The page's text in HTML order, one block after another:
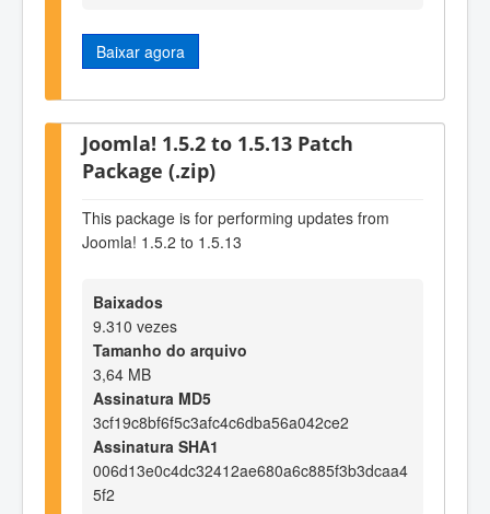
Baixar agora
Joomla! 1.5.2 to 1.5.13 Patch
Package (.zip)
This package is for performing updates from
Joomla! 1.5.2 to 1.5.13
Baixados
9.310 vezes
Tamanho do arquivo
3,64 MB
Assinatura MD5
3cf19c8bf6f5c3afc4c6dba56a042ce2
Assinatura SHA1
006d13e0c4dc32412ae680a6c885f3b3dcaa4
5f2